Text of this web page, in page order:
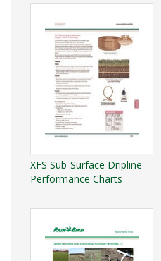
XFS Sub-Surface Dripline
Performance Charts